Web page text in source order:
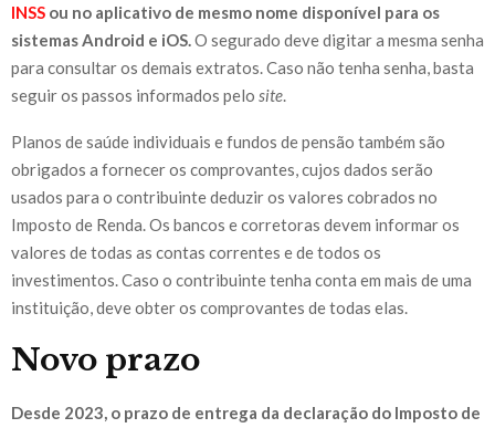
INSS ou no aplicativo de mesmo nome disponível para os
sistemas Android e iOS. O segurado deve digitar a mesma senha
para consultar os demais extratos. Caso não tenha senha, basta
seguir os passos informados pelo site
Planos de saúde individuais e fundos de pensão também são
obrigados a fornecer os comprovantes, cujos dados serão
usados para o contribuinte deduzir os valores cobrados no
Imposto de Renda. Os bancos e corretoras devem informar os
valores de todas as contas correntes e de todos os
investimentos. Caso o contribuinte tenha conta em mais de uma
instituição, deve obter os comprovantes de todas elas.
Novo prazo
Desde 2023, o prazo de entrega da declaração do Imposto de